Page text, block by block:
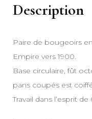
Description
Paire de bougeoirs
Empire vers 1900.
Base circulaire, fût
pans coupés est
Travail dans l’esprit